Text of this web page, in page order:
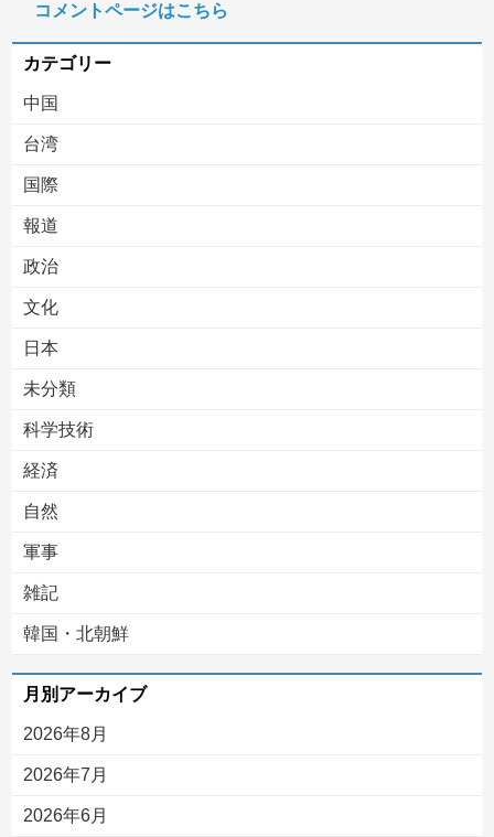
【移民政策反対】イオンの売り場で唐揚げを食う中国人の子供
コメントページはこちら
カテゴリー
中国
台湾
国際
報道
政治
文化
日本
未分類
科学技術
経済
自然
軍事
雑記
韓国・北朝鮮
月別アーカイブ
2026年8月
2026年7月
2026年6月